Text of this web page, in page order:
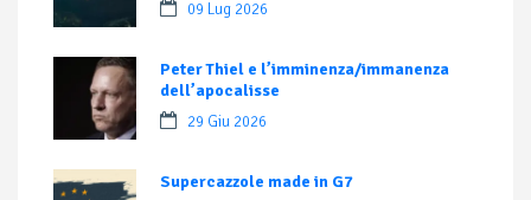
09 Lug 2026
Peter Thiel e l’imminenza/immanenza
dell’apocalisse
29 Giu 2026
Supercazzole made in G7